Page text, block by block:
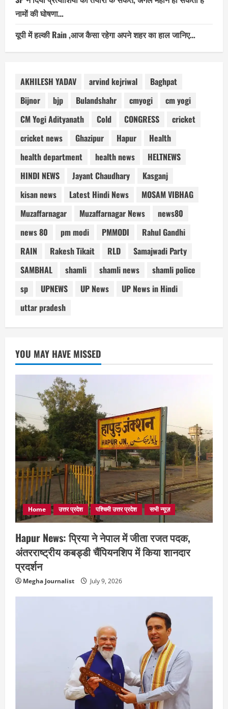
नामों की घोषणा…
यूपी में हल्की Rain ,आज कैसा रहेगा अपने शहर का हाल जानिए…
AKHILESH YADAV arvind kejriwal
Baghpat
Bijnor
bjp Bulandshahr cmyogi
cm yogi
CM Yogi Adityanath
Cold CONGRESS
cricket
cricket news
Ghazipur Hapur
Health
health department
health news
HELTNEWS
HINDI NEWS
Jayant Chaudhary
Kasganj
kisan news
Latest Hindi News
MOSAM VIBHAG
Muzaffarnagar
Muzaffarnagar News
news80
news 80
pm modi PMMODI
Rahul Gandhi
RAIN
Rakesh Tikait RLD
Samajwadi Party
SAMBHAL
shamli shamli news
shamli police
sp
UPNEWS UP News
UP News in Hindi
uttar pradesh
YOU MAY HAVE MISSED
Home उत्तर प्रदेश पश्चिमी उत्तर प्रदेश सभी न्यूज़
Hapur News: प्रिया ने नेपाल में जीता रजत पदक,
अंतरराष्ट्रीय कबड्डी चैंपियनशिप में किया शानदार
प्रदर्शन
Megha Journalist July 9, 2026